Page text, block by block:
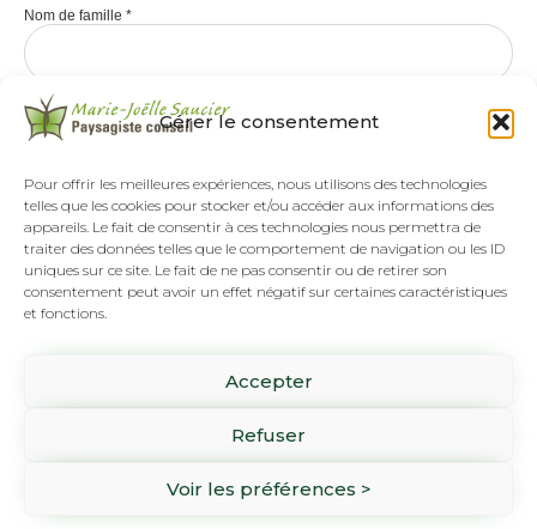
Gérer le consentement
Pour offrir les meilleures expériences, nous utilisons des technologies
telles que les cookies pour stocker et/ou accéder aux informations des
appareils. Le fait de consentir à ces technologies nous permettra de
traiter des données telles que le comportement de navigation ou les ID
uniques sur ce site. Le fait de ne pas consentir ou de retirer son
consentement peut avoir un effet négatif sur certaines caractéristiques
et fonctions.
Accepter
Refuser
Voir les préférences >
Nom de famille *
SUR RENDEZ-VOUS SEULEMENT
1061 rue Pierre-Beaumont
Lévis, Qc G6Z 3H2